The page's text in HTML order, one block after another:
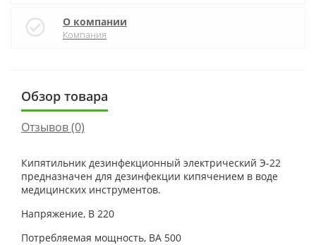
О компании
Компания
Обзор товара
Отзывов (0)
Кипятильник дезинфекционный электрический Э-22
предназначен для дезинфекции кипячением в воде
медицинских инструментов.
Напряжение, В 220
Потребляемая мощность, ВА 500